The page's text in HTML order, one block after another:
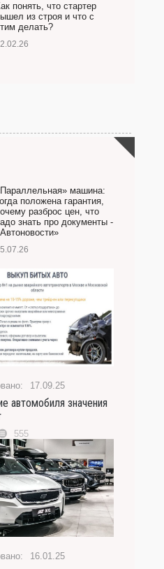
понять, что стартер
из строя и что с
делать?
машина:
положена гарантия,
разброс цен, что
знать про документы -
17.09.25
автомобиля значения
555
16.01.25